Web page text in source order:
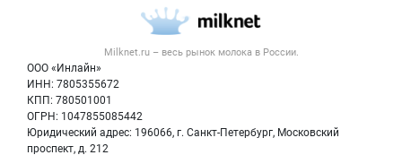
Milknet.ru – весь рынок молокав России.
ООО «Инлайн»
ИНН: 7805355672
КПП: 780501001
ОГРН: 1047855085442
Юридический адрес: 196066, г. Санкт-Петербург, Московский
проспект, д. 212
Публичная оферта
Контактная информация
Политика обработки персональных данных
Новости рынка
Молочная продукция
Вторичное сырье
Оборудование